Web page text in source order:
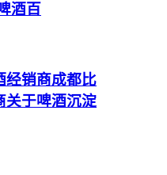
酒百
经销商成都比
关于啤酒沉淀